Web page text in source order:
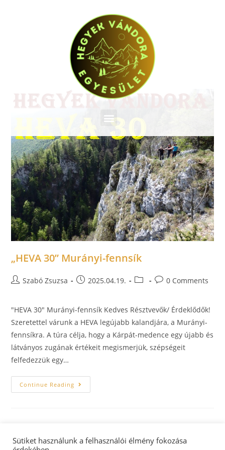
„HEVA 30” Murányi-fennsík
Szabó Zsuzsa 2025.04.19. 0 Comments
"HEVA 30" Murányi-fennsík Kedves Résztvevők/ Érdeklődők!
Szeretettel várunk a HEVA legújabb kalandjára, a Murányi-
fennsíkra. A túra célja, hogy a Kárpát-medence egy újabb és
látványos zugának értékeit megismerjük, szépségeit
felfedezzük egy…
Continue Reading
Sütiket használunk a felhasználói élmény fokozása